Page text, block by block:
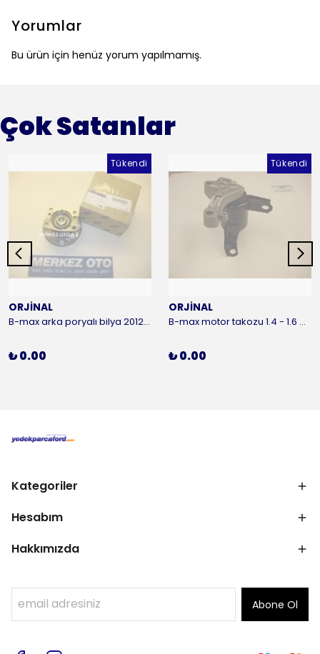
Yorumlar
Bu ürün için henüz yorum yapılmamış.
Çok Satanlar
Tükendi
ORJİNAL
B-max arka poryalı bilya 2012-2016 ORJİNAL
₺ 0.00
Tükendi
ORJİNAL
B-max motor takozu 1.4 - 1.6 benzinli 2012-2016 ORJİNAL
₺ 0.00
Kategoriler
Hesabım
Hakkımızda
Abone Ol